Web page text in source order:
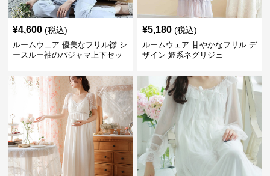
¥4,600 (税込)
ルームウェア 優美なフリル襟 シ
ースルー袖のパジャマ上下セッ
¥5,180 (税込)
ルームウェア 甘やかなフリル デ
ザイン 姫系ネグリジェ